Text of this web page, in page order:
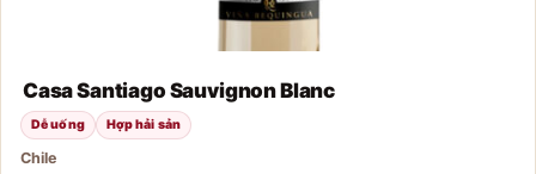
Casa Santiago Sauvignon Blanc
Dễ uống Hợp hải sản
Chile